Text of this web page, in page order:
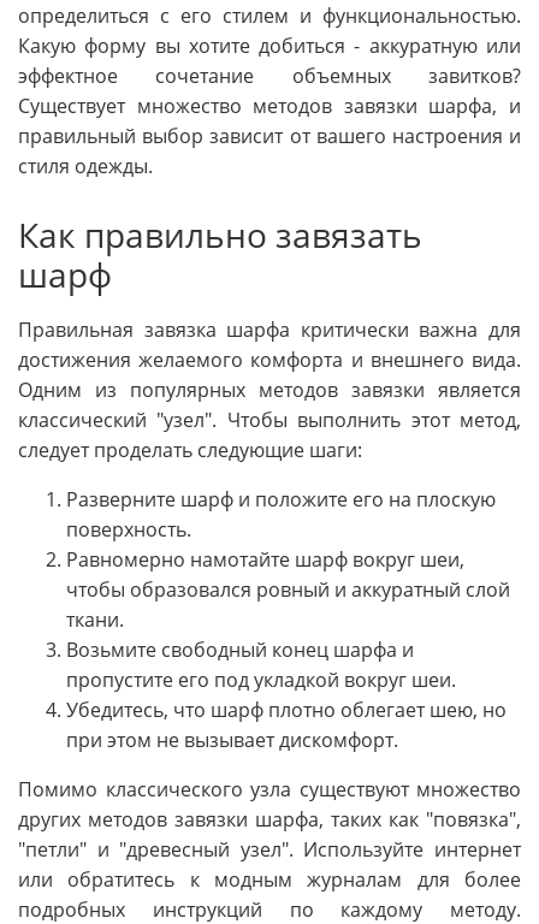
определиться с его стилем и функциональностью.
Какую форму вы хотите добиться - аккуратную или
эффектное сочетание объемных завитков?
Существует множество методов завязки шарфа, и
правильный выбор зависит от вашего настроения и
стиля одежды.
Как правильно завязать
шарф
Правильная завязка шарфа критически важна для
достижения желаемого комфорта и внешнего вида.
Одним из популярных методов завязки является
классический "узел". Чтобы выполнить этот метод,
следует проделать следующие шаги:
Разверните шарф и положите его на плоскую
поверхность.
Равномерно намотайте шарф вокруг шеи,
чтобы образовался ровный и аккуратный слой
ткани.
Возьмите свободный конец шарфа и
пропустите его под укладкой вокруг шеи.
Убедитесь, что шарф плотно облегает шею, но
при этом не вызывает дискомфорт.
Помимо классического узла существуют множество
других методов завязки шарфа, таких как "повязка",
"петли" и "древесный узел". Используйте интернет
или обратитесь к модным журналам для более
подробных инструкций по каждому методу.